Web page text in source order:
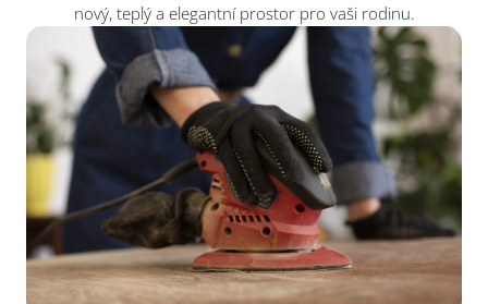
nový, teplý a elegantní prostor pro vaši rodinu.